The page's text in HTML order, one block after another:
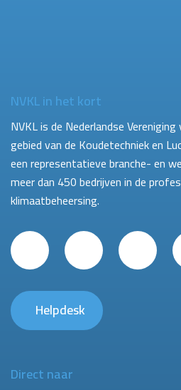
NVKL in het kort
NVKL is de Nederlandse
gebied van de Koudetechniek en
een representatieve branche- en
meer dan 450 bedrijven in de
klimaatbeheersing.
Helpdesk
Direct naar